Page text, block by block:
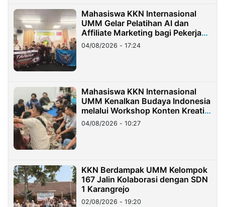
Mahasiswa KKN Internasional
UMM Gelar Pelatihan AI dan
Affiliate Marketing bagi Pekerja
Migran Indonesia di Taiwan
04/08/2026 - 17:24
Mahasiswa KKN Internasional
UMM Kenalkan Budaya Indonesia
melalui Workshop Konten Kreatif
di Taiwan
04/08/2026 - 10:27
KKN Berdampak UMM Kelompok
167 Jalin Kolaborasi dengan SDN
1 Karangrejo
02/08/2026 - 19:20